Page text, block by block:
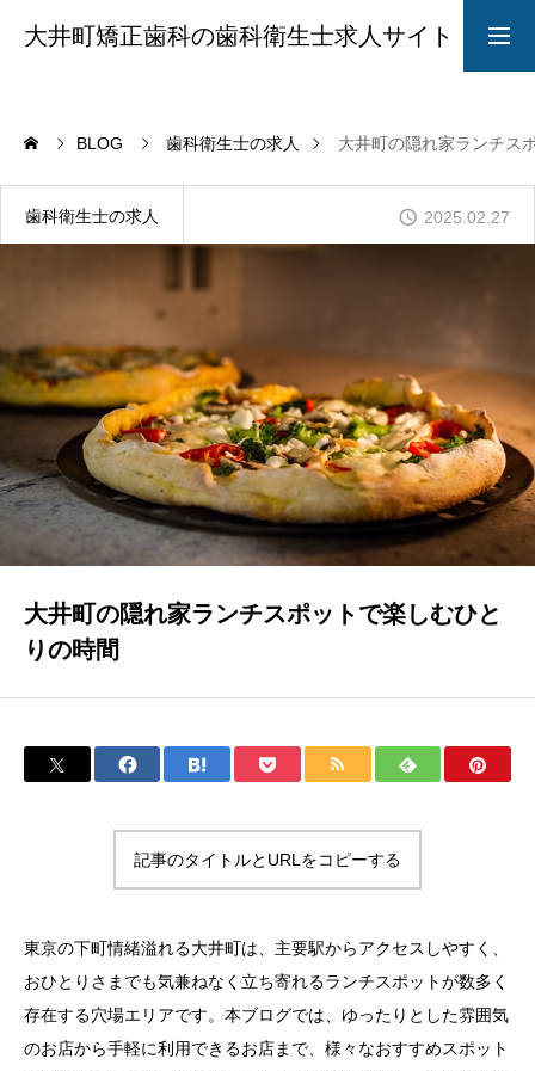
大井町矯正歯科の歯科衛生士求人サイト
院長からのメッセージ
ABOUT
STYLE
CAREER
BLOG 歯科衛生士の求人 大井町の隠れ家ランチス
歯科衛生士の求人 2025.02.27
大井町の隠れ家ランチスポットで楽しむひと
りの時間
記事のタイトルとURLをコピーする
東京の下町情緒溢れる大井町は、主要駅からアクセスしやすく、
おひとりさまでも気兼ねなく立ち寄れるランチスポットが数多く
存在する穴場エリアです。本ブログでは、ゆったりとした雰囲気
のお店から手軽に利用できるお店まで、様々なおすすめスポット